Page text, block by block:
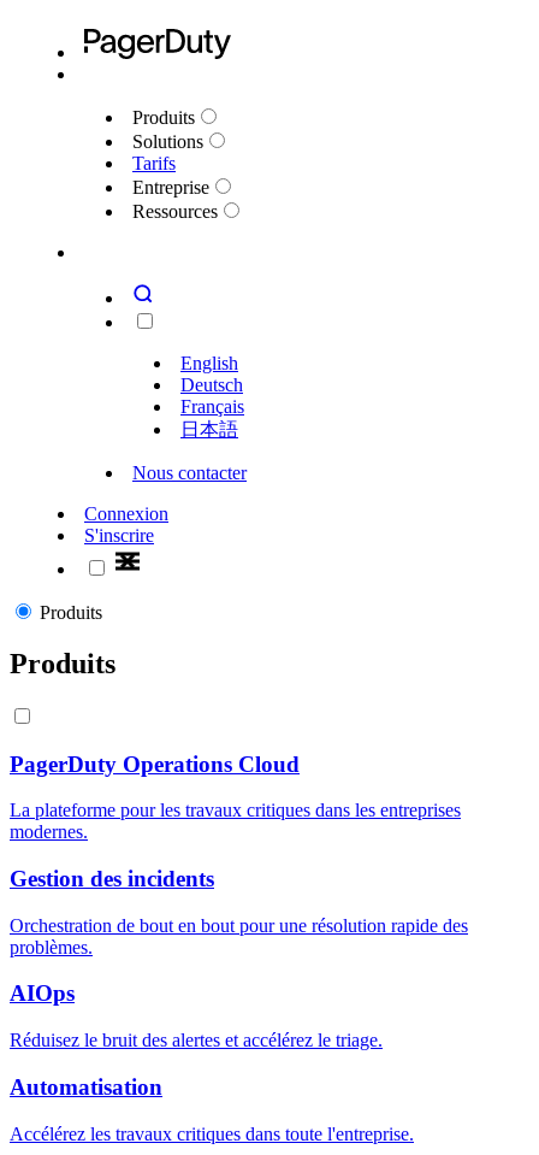
Produits
Solutions
Tarifs
Entreprise
Ressources
English
Deutsch
Français
日本語
Nous contacter
Connexion
S'inscrire
Produits
Produits
PagerDuty Operations Cloud
La plateforme pour les travaux critiques dans les entreprises
modernes.
Gestion des incidents
Orchestration de bout en bout pour une résolution rapide des
problèmes.
AIOps
Réduisez le bruit des alertes et accélérez le triage.
Automatisation
Accélérez les travaux critiques dans toute l'entreprise.